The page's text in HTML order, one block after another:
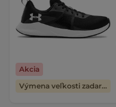
Akcia
Výmena veľkosti zadarmo